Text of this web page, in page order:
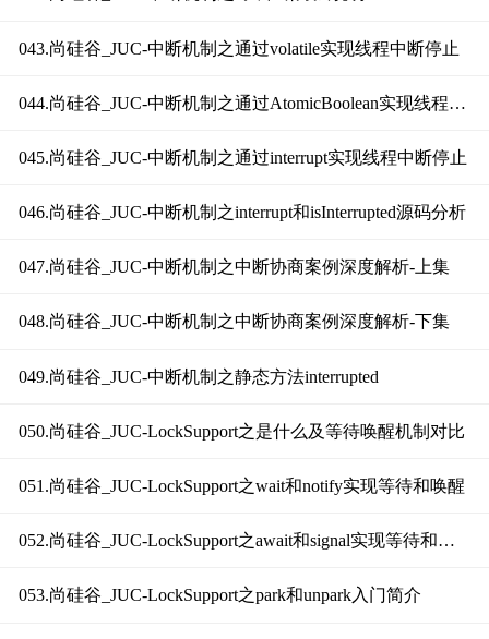
043.尚硅谷_JUC-中断机制之通过volatile实现线程中断停止
044.尚硅谷_JUC-中断机制之通过AtomicBoolean实现线程中断停止
045.尚硅谷_JUC-中断机制之通过interrupt实现线程中断停止
046.尚硅谷_JUC-中断机制之interrupt和isInterrupted源码分析
047.尚硅谷_JUC-中断机制之中断协商案例深度解析-上集
048.尚硅谷_JUC-中断机制之中断协商案例深度解析-下集
049.尚硅谷_JUC-中断机制之静态方法interrupted
050.尚硅谷_JUC-LockSupport之是什么及等待唤醒机制对比
051.尚硅谷_JUC-LockSupport之wait和notify实现等待和唤醒
052.尚硅谷_JUC-LockSupport之await和signal实现等待和唤醒
053.尚硅谷_JUC-LockSupport之park和unpark入门简介